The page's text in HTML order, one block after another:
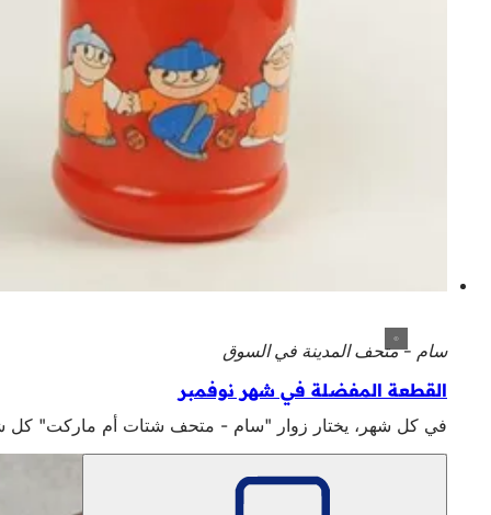
سام - متحف المدينة في السوق
القطعة المفضلة في شهر نوفمبر
في كل شهر، يختار زوار "سام - متحف شتات أم ماركت" كل